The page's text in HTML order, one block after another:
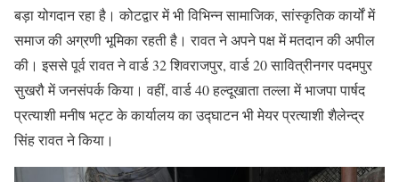
बड़ा योगदान रहा है। कोटद्वार में भी विभिन्न सामाजिक, सांस्कृतिक कार्यों में
समाज की अग्रणी भूमिका रहती है। रावत ने अपने पक्ष में मतदान की अपील
की। इससे पूर्व रावत ने वार्ड 32 शिवराजपुर, वार्ड 20 सावित्रीनगर पदमपुर
सुखरौ में जनसंपर्क किया। वहीं, वार्ड 40 हल्दूखाता तल्ला में भाजपा पार्षद
प्रत्याशी मनीष भट्ट के कार्यालय का उद्घाटन भी मेयर प्रत्याशी शैलेन्द्र
सिंह रावत ने किया।